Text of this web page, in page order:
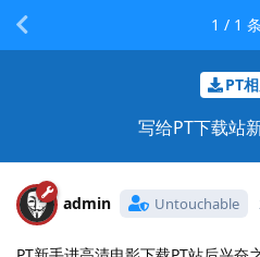
PT
写给PT下载站
1 / 1 条
admin Untouchable